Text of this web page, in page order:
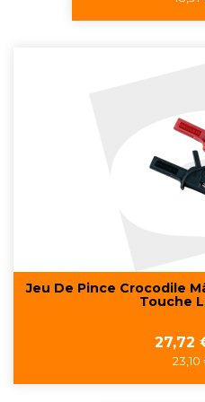
Jeu De Pince Crocodile
Touche
Prix
27,72
23,10